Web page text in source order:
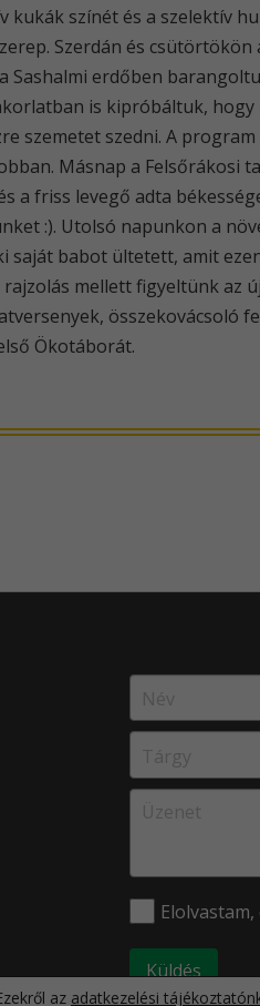
színét és a szelektív
Szerdán és
erdőben
is kipróbáltuk,
szemetet szedni. A
Másnap a Felsőrákosi
a friss levegő adta
:). Utolsó napunkon a
babot ültetett, amit
mellett figyeltünk az
összekovácsoló
Ökotáborát.
az adatkezelési